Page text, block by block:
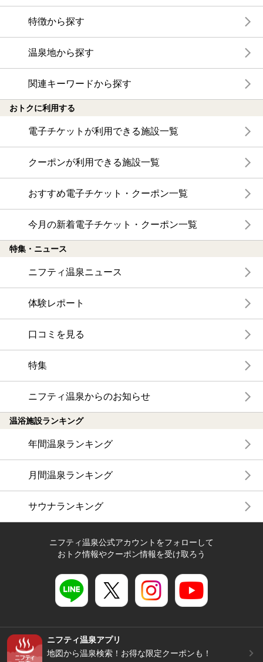
特徴から探す
温泉地から探す
関連キーワードから探す
おトクに利用する
電子チケットが利用できる施設一覧
クーポンが利用できる施設一覧
おすすめ電子チケット・クーポン一覧
今月の新着電子チケット・クーポン一覧
特集・ニュース
ニフティ温泉ニュース
体験レポート
口コミを見る
特集
ニフティ温泉からのお知らせ
温浴施設ランキング
年間温泉ランキング
月間温泉ランキング
サウナランキング
ニフティ温泉公式アカウントをフォローして
おトク情報やクーポン情報を受け取ろう
ニフティ温泉アプリ
地図から温泉検索！お得な限定クーポンも！